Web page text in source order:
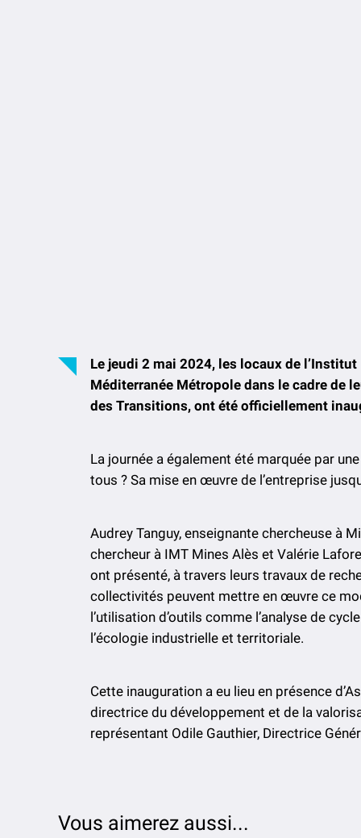
Le jeudi 2 mai 2024, les locaux de
Méditerranée Métropole dans le cadre de
des Transitions, ont été officiellement
La journée a également été marquée par
tous ? Sa mise en œuvre de l’entreprise
Audrey Tanguy, enseignante chercheuse à
chercheur à IMT Mines Alès et Valérie
ont présenté, à travers leurs travaux de
collectivités peuvent mettre en œuvre ce
l’utilisation d’outils comme l’analyse de
l’écologie industrielle et territoriale.
Cette inauguration a eu lieu en présence
directrice du développement et de la
représentant Odile Gauthier, Directrice
Vous aimerez aussi...